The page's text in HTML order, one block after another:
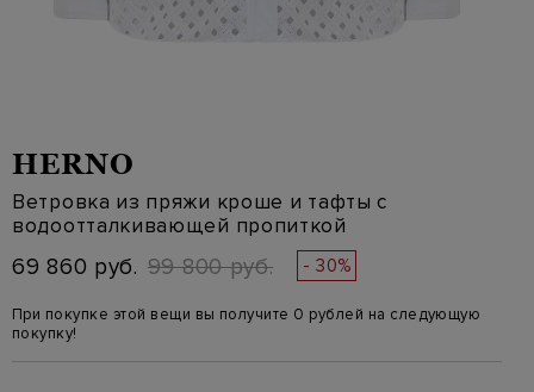
HERNO
Ветровка из пряжи кроше и тафты с
водоотталкивающей пропиткой
69 860 руб. 99 800 руб. - 30%
При покупке этой вещи вы получите 0 рублей на следующую
покупку!